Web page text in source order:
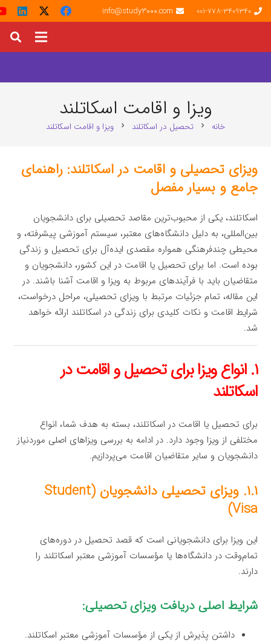
001-778-3409340
info@study3000.com
ویزا و اقامت اسکاتلند
خانه chevron_right تحصیل در اسکاتلند chevron_right ویزا و اقامت اسکاتلند
ویزای تحصیلی و اقامت در اسکاتلند: راهنمای
جامع و بسیار مفصل
اسکاتلند، یکی از محبوب‌ترین مقاصد تحصیلی برای دانشجویان
بین‌المللی، به دلیل دانشگاه‌های معتبر، سیستم آموزشی پیشرفته، و
محیطی چندفرهنگی همواره مقصدی ایده‌آل برای تحصیل و زندگی
بوده است. اما برای تحصیل یا اقامت در این کشور، دانشجویان و
متقاضیان باید با فرآیندهای مربوط به ویزا و اقامت آشنا باشند. در
این مقاله، تمام جزئیات مرتبط با ویزای تحصیلی، مراحل درخواست،
شرایط اقامت و نکات کلیدی برای زندگی در اسکاتلند ارائه خواهد
شد.
۱. انواع ویزا برای تحصیل و اقامت در
اسکاتلند
برای تحصیل یا اقامت در اسکاتلند، بسته به هدف شما، انواع
مختلفی از ویزا وجود دارد. در ادامه به بررسی ویزاهای اصلی موردنیاز
دانشجویان و سایر متقاضیان اقامت می‌پردازیم.
۱.۱. ویزای تحصیلی دانشجویان (Student
Visa)
این ویزا برای دانشجویانی است که قصد تحصیل در دوره‌های
تمام‌وقت در دانشگاه‌ها یا مؤسسات آموزشی معتبر اسکاتلند را
دارند.
شرایط اصلی دریافت ویزای تحصیلی:
داشتن پذیرش از یکی از مؤسسات آموزشی معتبر اسکاتلند.